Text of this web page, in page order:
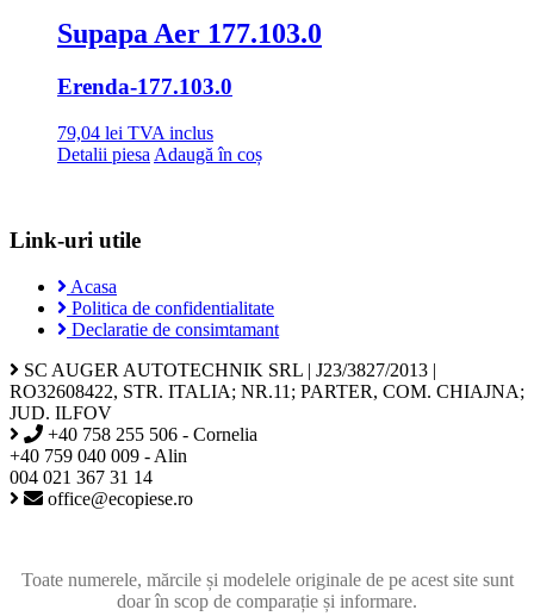
Supapa Aer 177.103.0
Erenda-177.103.0
79,04 lei TVA inclus
Detalii piesa Adaugă în coș
Link-uri utile
Acasa
Politica de confidentialitate
Declaratie de consimtamant
SC AUGER AUTOTECHNIK SRL | J23/3827/2013 |
RO32608422, STR. ITALIA; NR.11; PARTER, COM. CHIAJNA;
JUD. ILFOV
+40 758 255 506 - Cornelia
+40 759 040 009 - Alin
004 021 367 31 14
office@ecopiese.ro
Toate numerele, mărcile și modelele originale de pe acest site sunt
doar în scop de comparație și informare.